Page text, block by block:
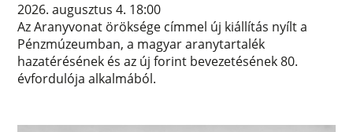
2026. augusztus 4. 18:00
Az Aranyvonat öröksége címmel új kiállítás nyílt a
Pénzmúzeumban, a magyar aranytartalék
hazatérésének és az új forint bevezetésének 80.
évfordulója alkalmából.